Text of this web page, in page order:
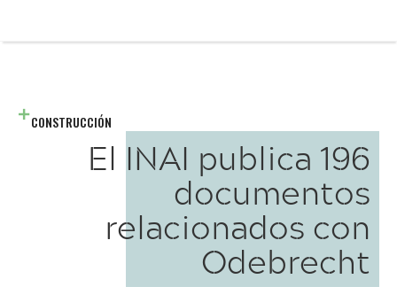
CONSTRUCCIÓN
El INAI publica 196
documentos
relacionados con
Odebrecht